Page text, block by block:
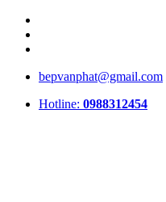
bepvanphat@gmail.com
Hotline: 0988312454